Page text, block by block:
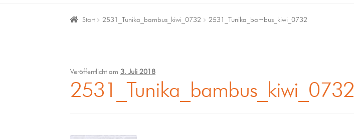
Start 2531_Tunika_bambus_kiwi_0732 2531_Tunika_bambus_kiwi_0732
Veröffentlicht am 3. Juli 2018
2531_Tunika_bambus_kiwi_0732